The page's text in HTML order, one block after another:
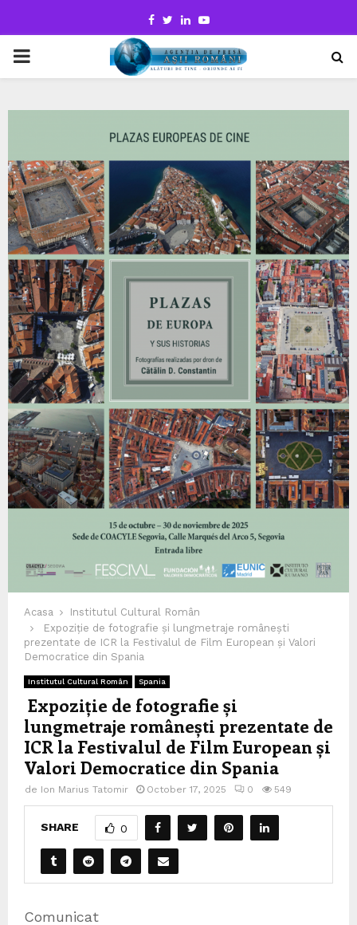
Facebook
TwitterLinkedinYoutube
PRIMARY
Acasa
Institutul Cultural Român
Expoziție de fotografie și lungmetraje românești
prezentate de ICR la Festivalul de Film European și Valori
Democratice din Spania
Institutul Cultural Român Spania
Expoziție de fotografie și
lungmetraje românești prezentate de
ICR la Festivalul de Film European și
Valori Democratice din Spania
de Ion Marius Tatomir October 17, 2025 0 549
SHARE 0
Comunicat